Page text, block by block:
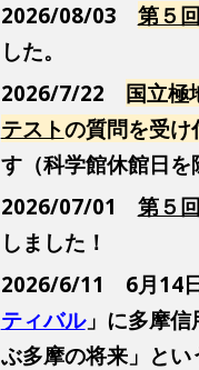
2026/08/03 第５
した。
2026/7/22 国立極
テストの質問を受け
す（科学館休館日を
2026/07/01 第５
しました！
2026/6/11 6月14日
ティバル」に多摩信
ぶ多摩の将来」と